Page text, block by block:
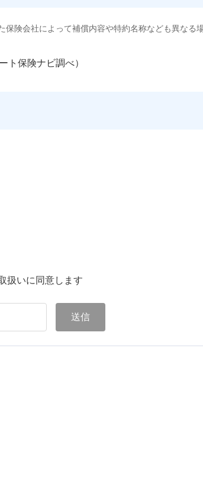
険会社によって補償内容や特約名称なども異なる
ト保険ナビ調べ）
扱いに同意します